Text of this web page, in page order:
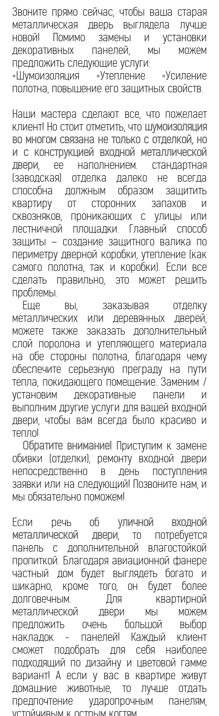
Звоните прямо сейчас, чтобы ваша старая
металлическая дверь выглядела лучше
новой! Помимо замены и установки
декоративных панелей, мы можем
предложить следующие услуги:
•Шумоизоляция •Утепление •Усиление
полотна, повышение его защитных свойств.
Наши мастера сделают все, что пожелает
клиент! Но стоит отметить, что шумоизоляция
во многом связана не только с отделкой, но
и с конструкцией входной металлической
двери, ее наполнением. стандартная
(заводская) отделка далеко не всегда
способна должным образом защитить
квартиру от сторонних запахов и
сквозняков, проникающих с улицы или
лестничной площадки. Главный способ
защиты – создание защитного валика по
периметру дверной коробки, утепление (как
самого полотна, так и коробки). Если все
сделать правильно, это может решить
проблемы.
Еще вы, заказывая отделку
металлических или деревянных дверей,
можете также заказать дополнительный
слой поролона и утепляющего материала
на обе стороны полотна, благодаря чему
обеспечите серьезную преграду на пути
тепла, покидающего помещение. Заменим /
установим декоративные панели и
выполним другие услуги для вашей входной
двери, чтобы вам всегда было красиво и
тепло!
Обратите внимание! Приступим к замене
обивки (отделки), ремонту входной двери
непосредственно в день поступления
заявки или на следующий! Позвоните нам, и
мы обязательно поможем!
Если речь об уличной входной
металлической двери, то потребуется
панель с дополнительной влагостойкой
пропиткой. Благодаря авиационной фанере
частный дом будет выглядеть богато и
шикарно, кроме того, он будет более
долговечным. Для квартирной
металлической двери мы можем
предложить очень большой выбор
накладок - панелей! Каждый клиент
сможет подобрать для себя наиболее
подходящий по дизайну и цветовой гамме
вариант! А если у вас в квартире живут
домашние животные, то лучше отдать
предпочтение ударопрочным панелям,